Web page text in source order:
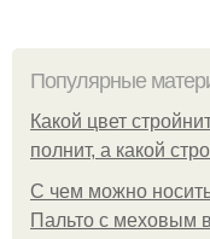
Популярные
Какой цвет
полнит, а какой
C чем можно
Пальто с меховым